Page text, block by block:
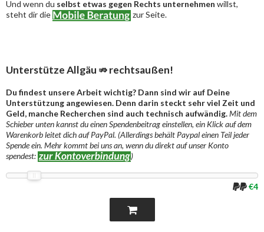
Und wenn du selbst etwas gegen Rechts unternehmen willst,
steht dir die
zur Seite.
Unterstütze Allgäu ⇏ rechtsaußen!
Du findest unsere Arbeit wichtig? Dann sind wir auf Deine
Unterstützung angewiesen. Denn darin steckt sehr viel Zeit und
Geld, manche Recherchen sind auch technisch aufwändig.Mit dem
Schieber unten kannst du einen Spendenbeitrag einstellen, ein Klick auf dem
Warenkorb leitet dich auf PayPal. (Allerdings behält Paypal einen Teil jeder
Spende ein. Mehr kommt bei uns an, wenn du direkt auf unser Konto
spendest:
)
€4